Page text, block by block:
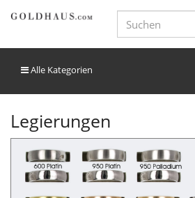
Alle Kategorien
Legierungen